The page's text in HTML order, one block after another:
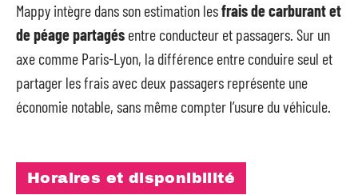
Mappy intègre dans son estimation lesfrais de carburant et
de péage partagés entre conducteur et passagers. Sur un
axe comme Paris-Lyon, la différence entre conduire seul et
partager les frais avec deux passagers représente une
économie notable, sans même compter l’usure du véhicule.
Horaires et disponibilité